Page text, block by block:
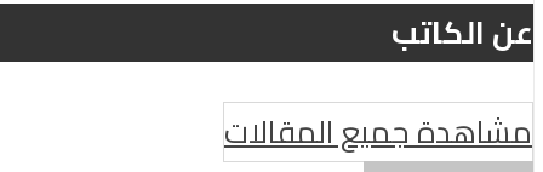
عن الكاتب
مشاهدة جميع المقالات